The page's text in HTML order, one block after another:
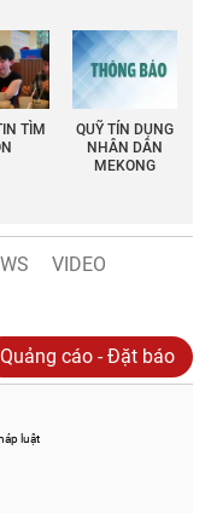
TÌM
QUỸ TÍN DỤNG
NHÂN DÂN
MEKONG
VIDEO
Quảng cáo - Đặt báo
luật